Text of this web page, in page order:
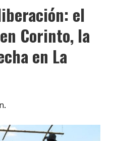
el
Corinto, la
en La